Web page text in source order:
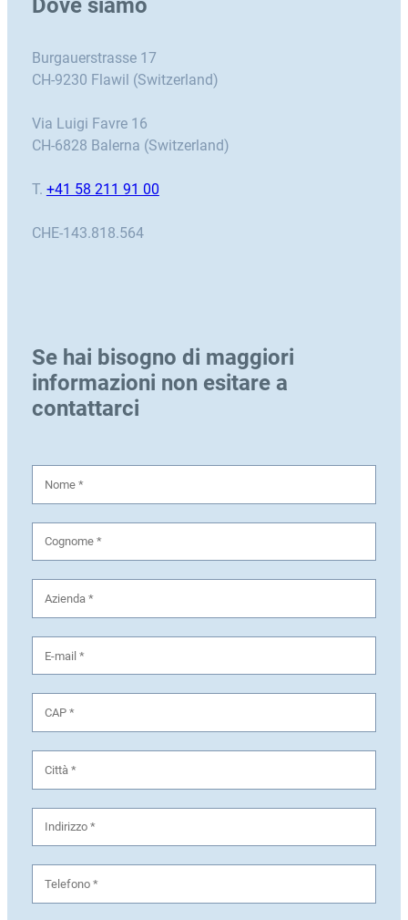
Dove siamo
Burgauerstrasse 17
CH-9230 Flawil (Switzerland)
Via Luigi Favre 16
CH-6828 Balerna (Switzerland)
T. +41 58 211 91 00
CHE-143.818.564
Se hai bisogno di maggiori
informazioni non esitare a
contattarci